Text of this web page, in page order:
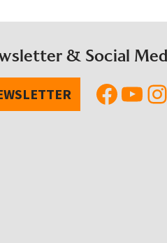
& Social